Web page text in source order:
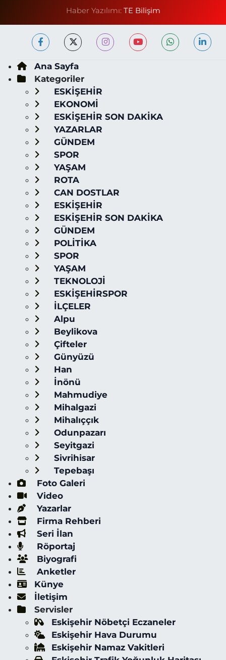
Haber Yazılımı: TE Bilişim
Ana Sayfa
Kategoriler
ESKİŞEHİR
EKONOMİ
ESKİŞEHİR SON DAKİKA
YAZARLAR
GÜNDEM
SPOR
YAŞAM
ROTA
CAN DOSTLAR
ESKİŞEHİR
ESKİŞEHİR SON DAKİKA
GÜNDEM
POLİTİKA
SPOR
YAŞAM
TEKNOLOJİ
ESKİŞEHİRSPOR
İLÇELER
Alpu
Beylikova
Çifteler
Günyüzü
Han
İnönü
Mahmudiye
Mihalgazi
Mihalıççık
Odunpazarı
Seyitgazi
Sivrihisar
Tepebaşı
Foto Galeri
Video
Yazarlar
Firma Rehberi
Seri İlan
Röportaj
Biyografi
Anketler
Künye
İletişim
Servisler
Eskişehir Nöbetçi Eczaneler
Eskişehir Hava Durumu
Eskişehir Namaz Vakitleri